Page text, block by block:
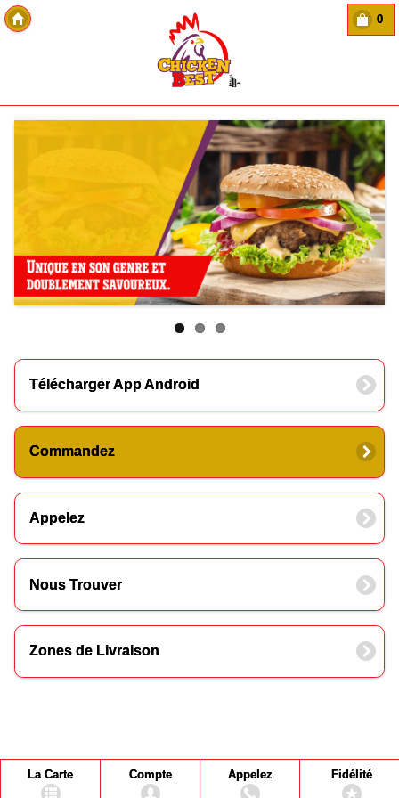
0
Télécharger App Android
Commandez
Appelez
Nous Trouver
Zones de Livraison
La Carte Compte Appelez Fidélité
Copyright Des-click